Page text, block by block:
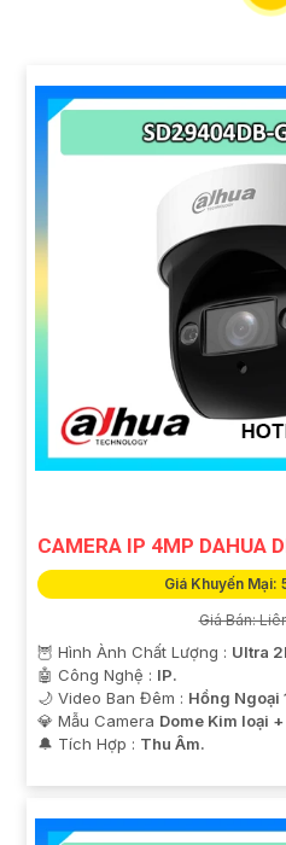
hình độ nét cao, chức năng
người dùng dễ dàng theo dõi
Với đầu ghi camera hỗ trợ
tâm về việc bảo vệ tài sản
huống, đồng thời tiết kiệm
việc quản lý hệ thống camera.
CAMERA IP 4MP DAHUA
Giá Khuyến Mại:
Giá Bán:
🦉 Hình Ành Chất Lượng : Ultra
🤖️ Công Nghệ : IP.
🌙 Video Ban Đêm : Hồng Ngoại
💎 Mẫu Camera Dome Kim loại
️🔔 Tích Hợp : Thu Âm.